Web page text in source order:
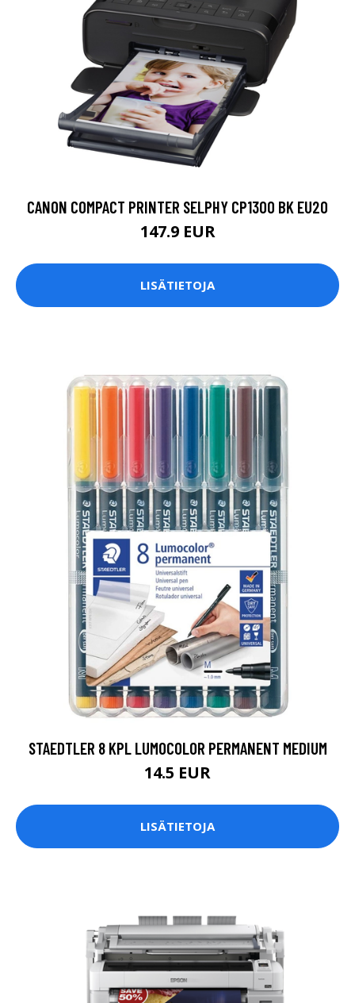
CANON COMPACT PRINTER SELPHY CP1300 BK EU20
147.9 EUR
LISÄTIETOJA
STAEDTLER 8 KPL LUMOCOLOR PERMANENT MEDIUM
14.5 EUR
LISÄTIETOJA